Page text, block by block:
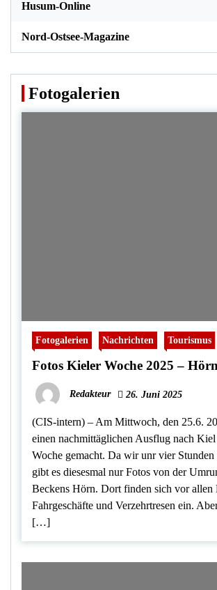
Husum-Online
Nord-Ostsee-Magazine
Fotogalerien
Fotogalerien Nachrichten Tourismus
Fotos Kieler Woche 2025 –
Redakteur 26. Juni 2025
(CIS-intern) – Am Mittwoch, den 25.6.
einen nachmittäglichen Ausflug nach
Woche gemacht. Da wir unr vier Stunden
gibt es diesesmal nur Fotos von der
Beckens Hörn. Dort finden sich vor allen
Fahrgeschäfte und Verzehrtresen ein.
[…]